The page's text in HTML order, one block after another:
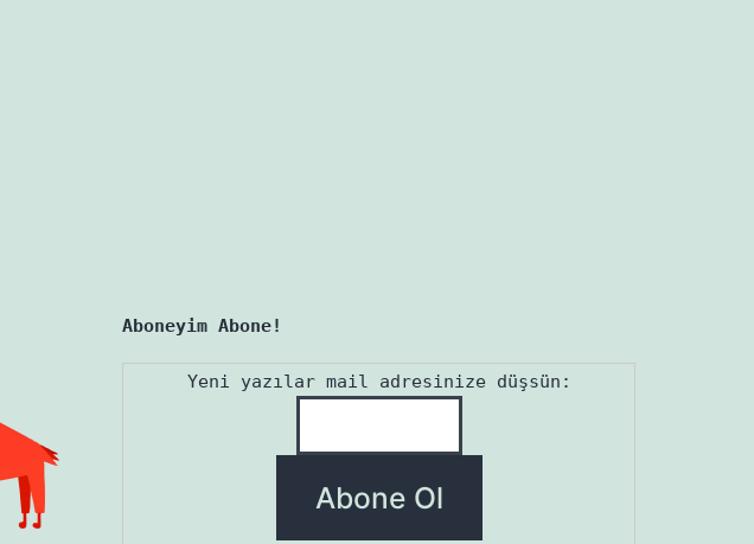
Aboneyim Abone!
Yeni yazılar mail adresinize düşsün: